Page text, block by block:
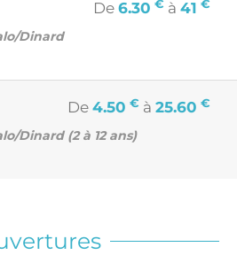
De 6.30 € à 41 €
Dinard
De 4.50 € à 25.60 €
Dinard (2 à 12 ans)